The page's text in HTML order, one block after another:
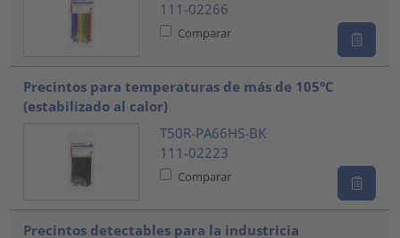
111-02266
Comparar
Precintos para temperaturas de más de 105°C
(estabilizado al calor)
T50R-PA66HS-BK
111-02223
Comparar
Precintos detectables para la industricia